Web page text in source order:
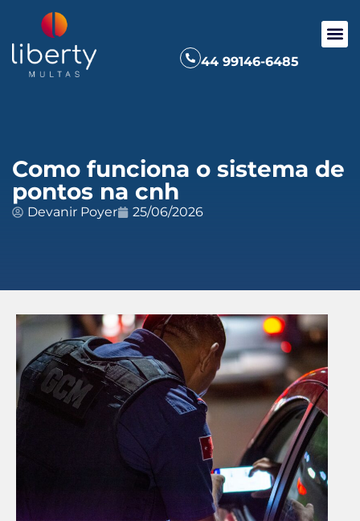
44 99146-6485
Como funciona o sistema de
pontos na cnh
Devanir Poyer 25/06/2026